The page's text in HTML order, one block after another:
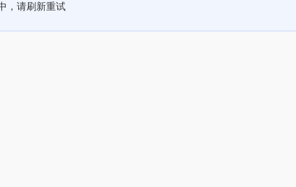
，请刷新重试